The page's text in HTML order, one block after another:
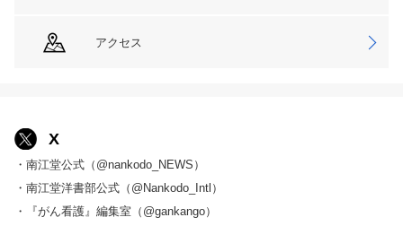
アクセス
X
・南江堂公式（@nankodo_NEWS）
・南江堂洋書部公式（@Nankodo_Intl）
・『がん看護』編集室（@gankango）